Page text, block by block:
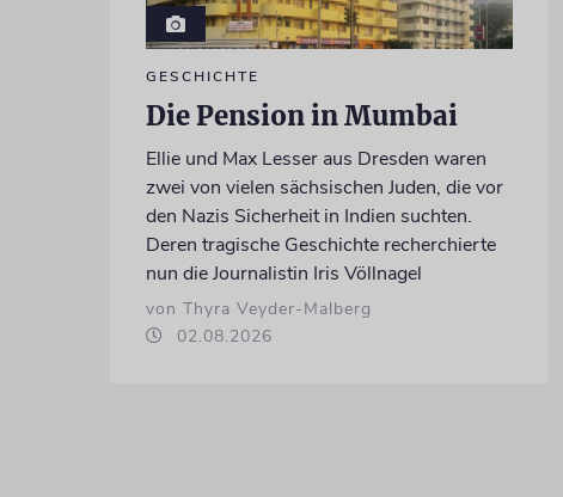
GESCHICHTE
Die Pension in Mumbai
Ellie und Max Lesser aus Dresden waren
zwei von vielen sächsischen Juden, die vor
den Nazis Sicherheit in Indien suchten.
Deren tragische Geschichte recherchierte
nun die Journalistin Iris Völlnagel
von Thyra Veyder-Malberg
02.08.2026